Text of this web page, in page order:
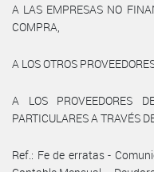
A LAS EMPRESAS NO
COMPRA,
A LOS OTROS
A LOS PROVEEDORES
PARTICULARES A TRAVÉS
Ref.: Fe de erratas -